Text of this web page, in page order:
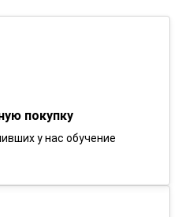
покупку
у нас обучение